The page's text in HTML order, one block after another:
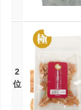
2
位